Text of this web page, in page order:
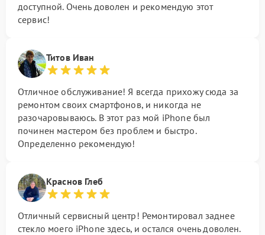
доступной. Очень доволен и рекомендую этот
сервис!
Титов Иван
Отличное обслуживание! Я всегда прихожу сюда за
ремонтом своих смартфонов, и никогда не
разочаровываюсь. В этот раз мой iPhone был
починен мастером без проблем и быстро.
Определенно рекомендую!
Краснов Глеб
Отличный сервисный центр! Ремонтировал заднее
стекло моего iPhone здесь, и остался очень доволен.